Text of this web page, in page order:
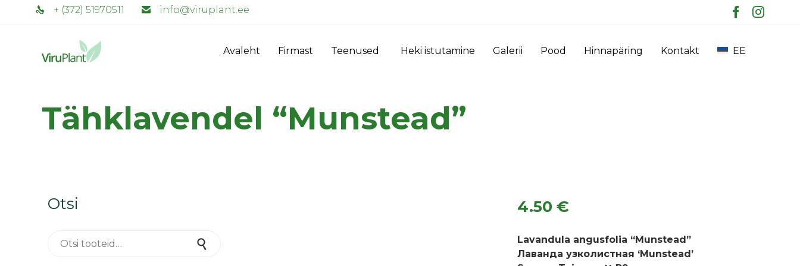
+ (372) 51970511 info@viruplant.ee
Avaleht Firmast Teenused Heki istutamine Galerii Pood Hinnapäring Kontakt EE
Tähklavendel “Munstead”
4.50€
Lavandula angusfolia “Munstead”
Лаванда узколистная ‘Munstead’
Otsi